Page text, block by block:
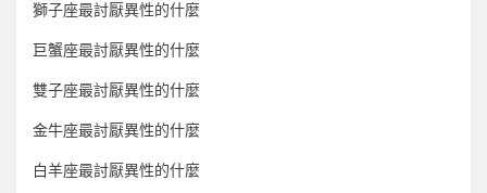
獅子座最討厭異性的什麼
巨蟹座最討厭異性的什麼
雙子座最討厭異性的什麼
金牛座最討厭異性的什麼
白羊座最討厭異性的什麼